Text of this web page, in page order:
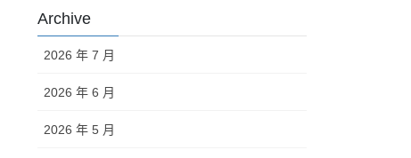
Archive
2026 年 7 月
2026 年 6 月
2026 年 5 月